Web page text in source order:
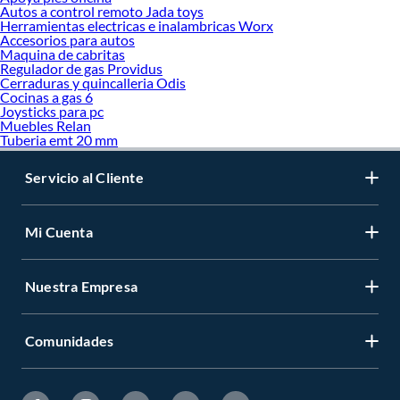
Autos a control remoto Jada toys
Herramientas electricas e inalambricas Worx
Accesorios para autos
Maquina de cabritas
Regulador de gas Providus
Cerraduras y quincalleria Odis
Cocinas a gas 6
Joysticks para pc
Muebles Relan
Tuberia emt 20 mm
Servicio al Cliente
Mi Cuenta
Nuestra Empresa
Comunidades